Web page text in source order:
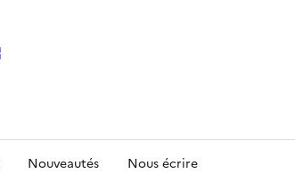
Nouveautés Nous écrire